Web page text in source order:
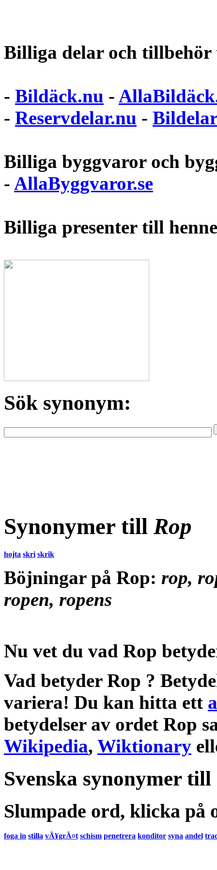
Billiga delar och
- Bildäck.nu -
- Reservdelar.nu - Bildelar
Billiga byggvaror och
- AllaByggvaror.se
Billiga presenter till
Sök synonym:
Synonymer till Rop
hojta skri skrik
Böjningar på Rop: rop,
ropen, ropens
Nu vet du vad Rop
Vad betyder Rop ?
variera! Du kan hitta ett
betydelserav ordet Rop
Wikipedia, Wiktionary
Svenska synonymer
Slumpade ord, klicka på
foga in stilla vÃ¥grÃ¤t schism penetrera konditor syna andel